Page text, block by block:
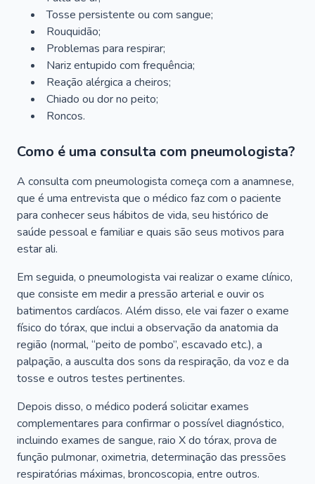
Tosse persistente ou com sangue;
Rouquidão;
Problemas para respirar;
Nariz entupido com frequência;
Reação alérgica a cheiros;
Chiado ou dor no peito;
Roncos.
Como é uma consulta com pneumologista?
A consulta com pneumologista começa com a anamnese,
que é uma entrevista que o médico faz com o paciente
para conhecer seus hábitos de vida, seu histórico de
saúde pessoal e familiar e quais são seus motivos para
estar ali.
Em seguida, o pneumologista vai realizar o exame clínico,
que consiste em medir a pressão arterial e ouvir os
batimentos cardíacos. Além disso, ele vai fazer o exame
físico do tórax, que inclui a observação da anatomia da
região (normal, “peito de pombo”, escavado etc.), a
palpação, a ausculta dos sons da respiração, da voz e da
tosse e outros testes pertinentes.
Depois disso, o médico poderá solicitar exames
complementares para confirmar o possível diagnóstico,
incluindo exames de sangue, raio X do tórax, prova de
função pulmonar, oximetria, determinação das pressões
respiratórias máximas, broncoscopia, entre outros.